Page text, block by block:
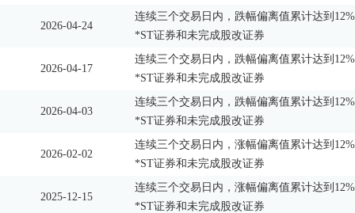
2026-04-24
连续三个交易日内，跌幅偏离值累计达到
*ST证券和未完成股改证券
2026-04-17
连续三个交易日内，跌幅偏离值累计达到
*ST证券和未完成股改证券
2026-04-03
连续三个交易日内，跌幅偏离值累计达到
*ST证券和未完成股改证券
2026-02-02
连续三个交易日内，涨幅偏离值累计达到
*ST证券和未完成股改证券
2025-12-15
连续三个交易日内，涨幅偏离值累计达到
*ST证券和未完成股改证券